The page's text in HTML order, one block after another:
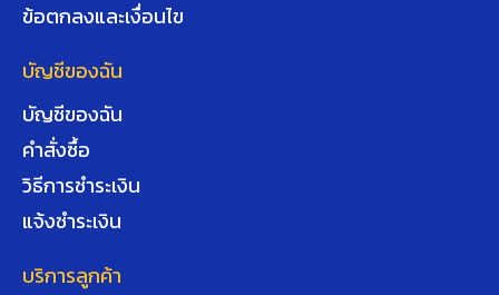
ข้อตกลงและเงื่อนไข
บัญชีของฉัน
บัญชีของฉัน
คำสั่งซื้อ
วิธีการชำระเงิน
แจ้งชำระเงิน
บริการลูกค้า